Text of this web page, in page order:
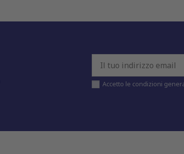
Accetto le condizioni